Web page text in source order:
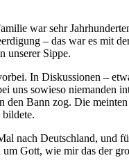
war sehr
– das war es
unserer Sippe.
In Diskussionen –
sowieso niemanden
Bann zog. Die
nach Deutschland,
Gott, wie mir das der